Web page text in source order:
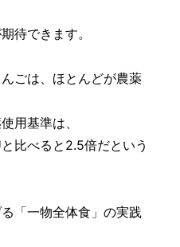
待できます。
ごは、ほとんどが農薬
用基準は、
比べると2.5倍だという
「一物全体食」の実践